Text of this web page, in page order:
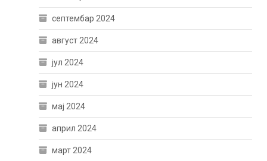
септембар 2024
август 2024
јул 2024
јун 2024
мај 2024
април 2024
март 2024